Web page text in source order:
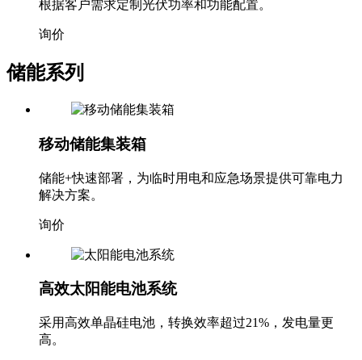
根据客户需求定制光伏功率和功能配置。
询价
储能系列
移动储能集装箱
储能+快速部署，为临时用电和应急场景提供可靠电力
解决方案。
询价
高效太阳能电池系统
采用高效单晶硅电池，转换效率超过21%，发电量更
高。